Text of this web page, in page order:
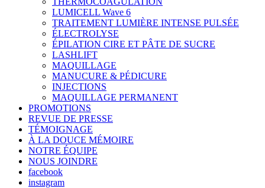
LUMICELL Wave 6
TRAITEMENT LUMIÈRE INTENSE PULSÉE
ÉLECTROLYSE
ÉPILATION CIRE ET PÂTE DE SUCRE
LASHLIFT
MAQUILLAGE
MANUCURE & PÉDICURE
INJECTIONS
MAQUILLAGE PERMANENT
PROMOTIONS
REVUE DE PRESSE
TÉMOIGNAGE
À LA DOUCE MÉMOIRE
NOTRE ÉQUIPE
NOUS JOINDRE
facebook
instagram